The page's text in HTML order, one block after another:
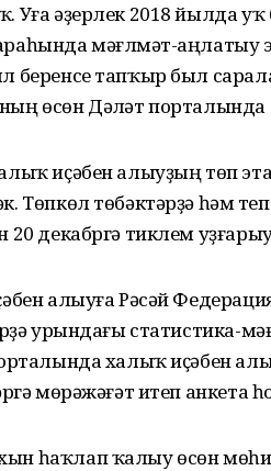
Уға әҙерлек 2018 йылда
мәғлүмәт-аңлатыу
беренсе тапҡыр был
өсөн Дәүләт порталында
иҫәбен алыуҙың төп
Төпкөл төбәктәрҙә һәм
20 декабргә тиклем
алыуға Рәсәй
урындағы статистика-
халыҡ иҫәбен
мөрәжәғәт итеп анкета
һаҡлап ҡалыу өсөн